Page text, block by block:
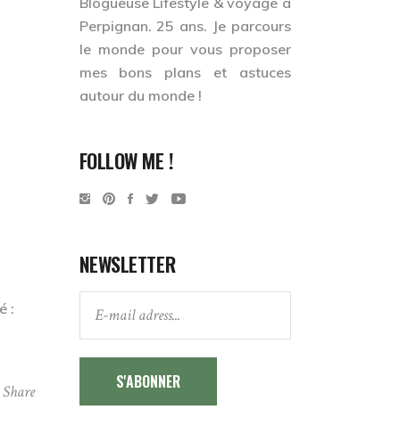
:
Share
Perpignan. 25 ans. Je parcours
le monde pour vous proposer
mes bons plans et astuces
autour du monde !
FOLLOW ME !
NEWSLETTER
S'ABONNER